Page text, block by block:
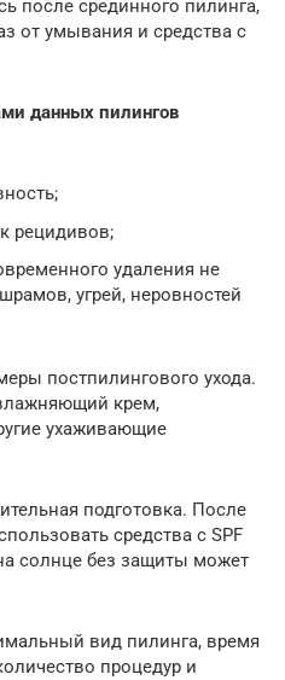
после срединного пилинга,
от умывания и средства с
данных пилингов
рецидивов;
удаления не
угрей, неровностей
постпилингового ухода.
крем,
ухаживающие
подготовка. После
средства с SPF
солнце без защиты может
вид пилинга, время
процедур и